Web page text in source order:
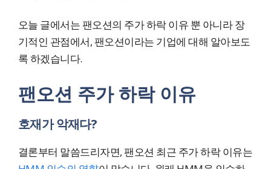
오늘 글에서는 팬오션의 주가 하락 이유 뿐 아니라 장
기적인 관점에서, 팬오션이라는 기업에 대해 알아보도
록 하겠습니다.
팬오션 주가 하락 이유
호재가 악재다?
결론부터 말씀드리자면, 팬오션 최근 주가 하락 이유는